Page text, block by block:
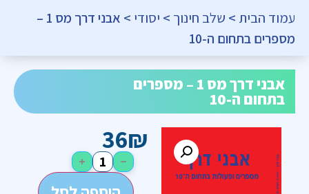
עמוד הבית > שלב חינוך > יסודי
> אבני דרך מס 1 –
מספרים בתחום ה-10
אבני דרך מס 1 – מספרים
בתחום ה-10
36₪
−
+